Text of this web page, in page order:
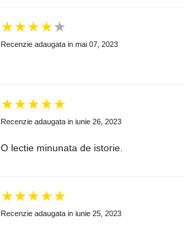
★★★★★
Recenzie adaugata in mai 07, 2023
★★★★★
Recenzie adaugata in iunie 26, 2023
O lectie minunata de istorie.
★★★★★
Recenzie adaugata in iunie 25, 2023